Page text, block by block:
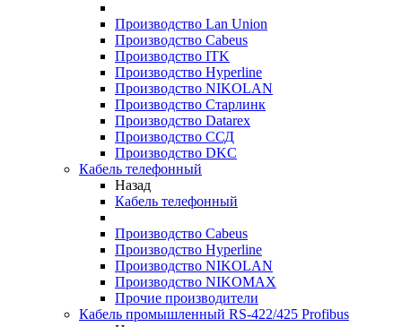
Производство Lan Union
Производство Cabeus
Производство ITK
Производство Hyperline
Производство NIKOLAN
Производство Старлинк
Производство Datarex
Производство ССД
Производство DKC
Кабель телефонный
Назад
Кабель телефонный
Производство Cabeus
Производство Hyperline
Производство NIKOLAN
Производство NIKOMAX
Прочие производители
Кабель промышленный RS-422/425 Profibus